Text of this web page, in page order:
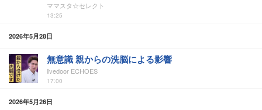
ママスタ☆セレクト
13:25
2026年5月28日
無意識 親からの洗脳による影響
livedoor ECHOES
17:00
2026年5月26日